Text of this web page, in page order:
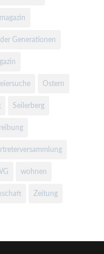
Generationen
Ostern
Seilerberg
wohnen
Zeitung